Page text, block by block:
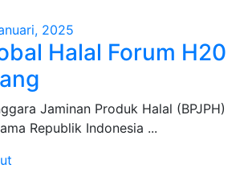
2025
Halal Forum H20
Jaminan Produk Halal (BPJPH)
Republik Indonesia ...